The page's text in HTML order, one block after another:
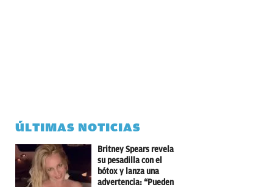
ÚLTIMAS NOTICIAS
Britney Spears revela
su pesadilla con el
bótox y lanza una
advertencia: “Pueden